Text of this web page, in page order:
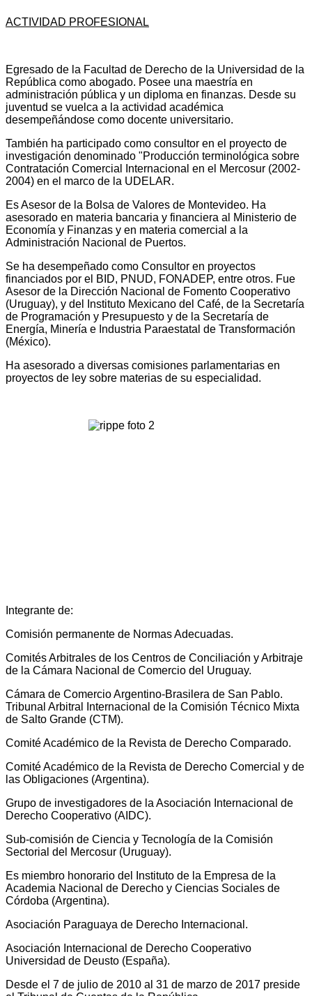
ACTIVIDAD PROFESIONAL
Egresado de la Facultad de Derecho de la Universidad de la
República como abogado. Posee una maestría en
administración pública y un diploma en finanzas. Desde su
juventud se vuelca a la actividad académica
desempeñándose como docente universitario.
También ha participado como consultor en el proyecto de
investigación denominado "Producción terminológica sobre
Contratación Comercial Internacional en el Mercosur (2002-
2004) en el marco de la UDELAR.
Es Asesor de la Bolsa de Valores de Montevideo. Ha
asesorado en materia bancaria y financiera al Ministerio de
Economía y Finanzas y en materia comercial a la
Administración Nacional de Puertos.
Se ha desempeñado como Consultor en proyectos
financiados por el BID, PNUD, FONADEP, entre otros. Fue
Asesor de la Dirección Nacional de Fomento Cooperativo
(Uruguay), y del Instituto Mexicano del Café, de la Secretaría
de Programación y Presupuesto y de la Secretaría de
Energía, Minería e Industria Paraestatal de Transformación
(México).
Ha asesorado a diversas comisiones parlamentarias en
proyectos de ley sobre materias de su especialidad.
Integrante de:
Comisión permanente de Normas Adecuadas.
Comités Arbitrales de los Centros de Conciliación y Arbitraje
de la Cámara Nacional de Comercio del Uruguay.
Cámara de Comercio Argentino-Brasilera de San Pablo.
Tribunal Arbitral Internacional de la Comisión Técnico Mixta
de Salto Grande (CTM).
Comité Académico de la Revista de Derecho Comparado.
Comité Académico de la Revista de Derecho Comercial y de
las Obligaciones (Argentina).
Grupo de investigadores de la Asociación Internacional de
Derecho Cooperativo (AIDC).
Sub-comisión de Ciencia y Tecnología de la Comisión
Sectorial del Mercosur (Uruguay).
Es miembro honorario del Instituto de la Empresa de la
Academia Nacional de Derecho y Ciencias Sociales de
Córdoba (Argentina).
Asociación Paraguaya de Derecho Internacional.
Asociación Internacional de Derecho Cooperativo
Universidad de Deusto (España).
Desde el 7 de julio de 2010 al 31 de marzo de 2017 preside